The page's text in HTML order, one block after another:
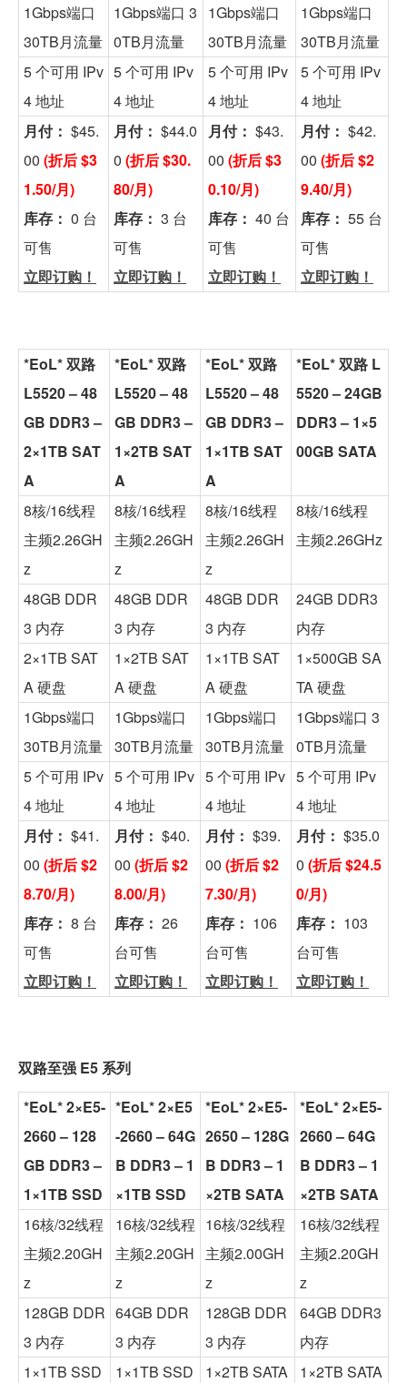
1Gbps端口
30TB月流量
1Gbps端口 3
0TB月流量
1Gbps端口
30TB月流量
1Gbps端口
30TB月流量
5 个可用 IPv
4 地址
5 个可用 IPv
4 地址
5 个可用 IPv
4 地址
5 个可用 IPv
4 地址
月付： $45.
00 (折后 $3
1.50/月)
库存： 0 台
可售
立即订购！
月付： $44.0
0 (折后 $30.
80/月)
库存： 3 台
可售
立即订购！
月付： $43.
00 (折后 $3
0.10/月)
库存： 40 台
可售
立即订购！
月付： $42.
00 (折后 $2
9.40/月)
库存： 55 台
可售
立即订购！
*EoL* 双路
L5520 – 48
GB DDR3 –
2×1TB SAT
A
*EoL* 双路
L5520 – 48
GB DDR3 –
1×2TB SAT
A
*EoL* 双路
L5520 – 48
GB DDR3 –
1×1TB SAT
A
*EoL* 双路 L
5520 – 24GB
DDR3 – 1×5
00GB SATA
8核/16线程
主频2.26GH
z
8核/16线程
主频2.26GH
z
8核/16线程
主频2.26GH
z
8核/16线程
主频2.26GHz
48GB DDR
3 内存
48GB DDR
3 内存
48GB DDR
3 内存
24GB DDR3
内存
2×1TB SAT
A 硬盘
1×2TB SAT
A 硬盘
1×1TB SAT
A 硬盘
1×500GB SA
TA 硬盘
1Gbps端口
30TB月流量
1Gbps端口
30TB月流量
1Gbps端口
30TB月流量
1Gbps端口 3
0TB月流量
5 个可用 IPv
4 地址
5 个可用 IPv
4 地址
5 个可用 IPv
4 地址
5 个可用 IPv
4 地址
月付： $41.
00 (折后 $2
8.70/月)
库存： 8 台
可售
立即订购！
月付： $40.
00 (折后 $2
8.00/月)
库存： 26
台可售
立即订购！
月付： $39.
00 (折后 $2
7.30/月)
库存： 106
台可售
立即订购！
月付： $35.0
0 (折后 $24.5
0/月)
库存： 103
台可售
立即订购！
双路至强 E5 系列
*EoL* 2×E5-
2660 – 128
GB DDR3 –
1×1TB SSD
*EoL* 2×E5
-2660 – 64G
B DDR3 – 1
×1TB SSD
*EoL* 2×E5-
2650 – 128G
B DDR3 – 1
×2TB SATA
*EoL* 2×E5-
2660 – 64G
B DDR3 – 1
×2TB SATA
16核/32线程
主频2.20GH
z
16核/32线程
主频2.20GH
z
16核/32线程
主频2.00GH
z
16核/32线程
主频2.20GH
z
128GB DDR
3 内存
64GB DDR
3 内存
128GB DDR
3 内存
64GB DDR3
内存
1×1TB SSD
1×1TB SSD
1×2TB SATA
1×2TB SATA